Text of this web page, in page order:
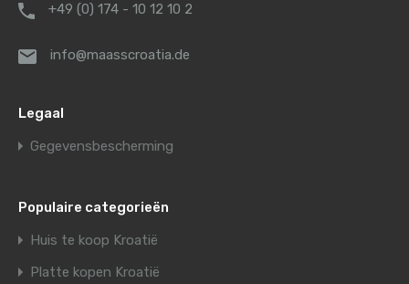
+49 (0) 174 - 10 12 10 2
info@maasscroatia.de
Legaal
Gegevensbescherming
Populaire categorieën
Huis te koop Kroatië
Platte kopen Kroatië